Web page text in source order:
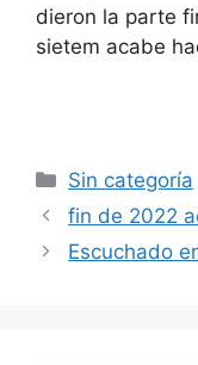
dieron la parte
sietem acabe
Categorías
Sin categoría
fin de 2022
Escuchado